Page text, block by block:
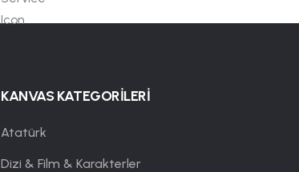
KANVAS KATEGORİLERİ
Atatürk
Dizi & Film & Karakterler